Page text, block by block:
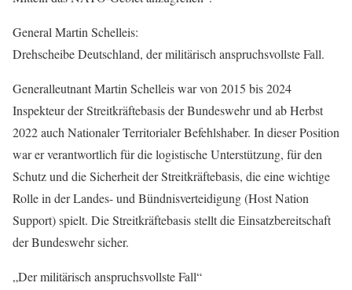
General Martin Schelleis:
Drehscheibe Deutschland, der militärisch anspruchsvollste Fall.
Generalleutnant Martin Schelleis war von 2015 bis 2024
Inspekteur der Streitkräftebasis der Bundeswehr und ab Herbst
2022 auch Nationaler Territorialer Befehlshaber. In dieser Position
war er verantwortlich für die logistische Unterstützung, für den
Schutz und die Sicherheit der Streitkräftebasis, die eine wichtige
Rolle in der Landes- und Bündnisverteidigung (Host Nation
Support) spielt. Die Streitkräftebasis stellt die Einsatzbereitschaft
der Bundeswehr sicher.
„Der militärisch anspruchsvollste Fall“